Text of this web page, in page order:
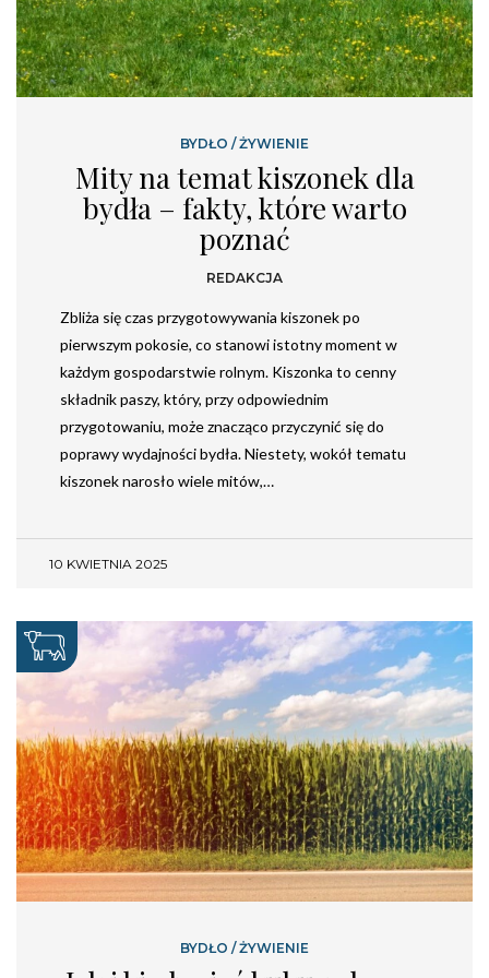
BYDŁO /ŻYWIENIE
Mity na temat kiszonek dla
bydła – fakty, które warto
poznać
REDAKCJA
Zbliża się czas przygotowywania kiszonek po
pierwszym pokosie, co stanowi istotny moment w
każdym gospodarstwie rolnym. Kiszonka to cenny
składnik paszy, który, przy odpowiednim
przygotowaniu, może znacząco przyczynić się do
poprawy wydajności bydła. Niestety, wokół tematu
kiszonek narosło wiele mitów,…
10 KWIETNIA 2025
BYDŁO /ŻYWIENIE